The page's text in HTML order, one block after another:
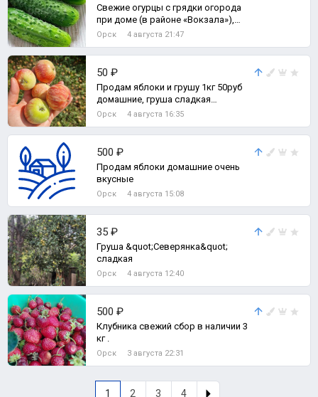
Свежие огурцы с грядки огорода
при доме (в районе «Вокзала»),
сладковатого освежающего вкуса,
Орск 4 августа 21:47
50 ₽
Продам яблоки и грушу 1кг 50руб
домашние, груша сладкая
хрустящая, яблоки тоже сладкие.
Орск 4 августа 16:35
500 ₽
Продам яблоки домашние очень
вкусные
Орск 4 августа 15:08
35 ₽
Груша &quot;Северянка&quot;
сладкая
Орск 4 августа 12:40
500 ₽
Клубника свежий сбор в наличии 3
кг .
Орск 3 августа 22:31
1 2 3 4